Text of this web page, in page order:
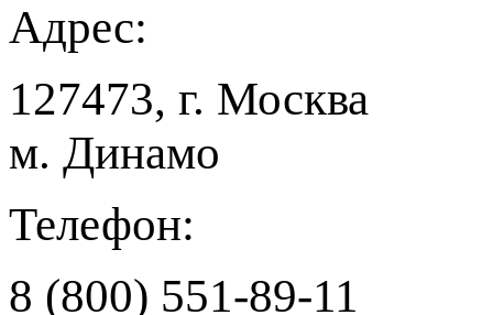
Адрес:
127473, г. Москва
м. Динамо
Телефон:
8 (800) 551-89-11